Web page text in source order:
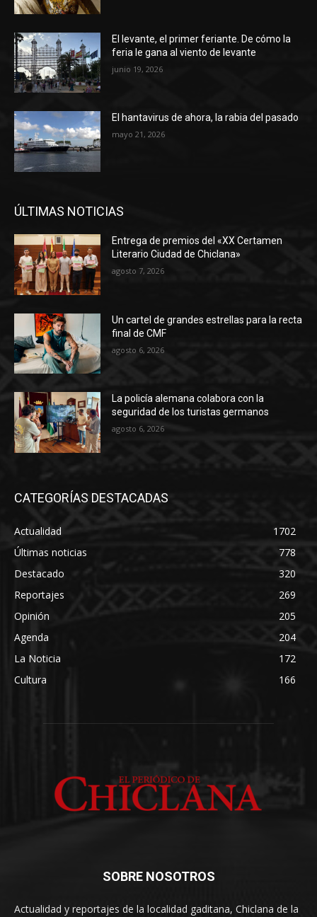
El levante, el primer feriante. De cómo la
feria le gana al viento de levante
junio 19, 2026
El hantavirus de ahora, la rabia del pasado
mayo 21, 2026
ÚLTIMAS NOTICIAS
Entrega de premios del «XX Certamen
Literario Ciudad de Chiclana»
agosto 7, 2026
Un cartel de grandes estrellas para la recta
final de CMF
agosto 6, 2026
La policía alemana colabora con la
seguridad de los turistas germanos
agosto 6, 2026
CATEGORÍAS DESTACADAS
Actualidad
1702
Últimas noticias
778
Destacado
320
Reportajes
269
Opinión
205
Agenda
204
La Noticia
172
Cultura
166
SOBRE NOSOTROS
Actualidad y reportajes de la localidad gaditana, Chiclana de la